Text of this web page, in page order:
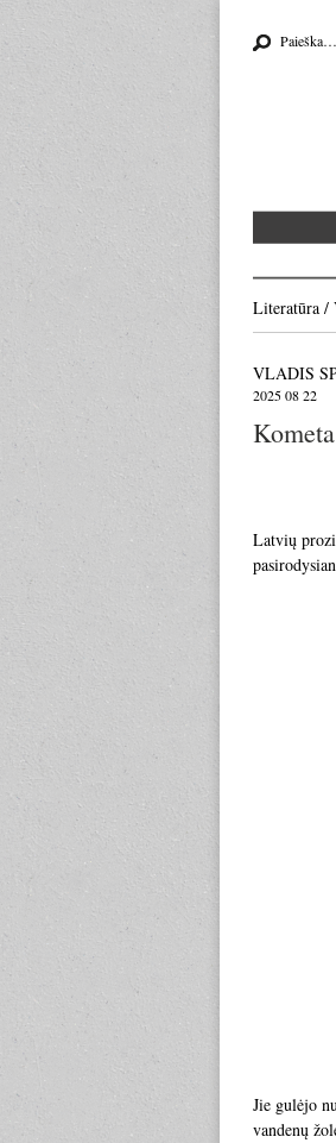
Search
Literatūra /
VLADIS
2025 08 22
Latvių
Jie gulėjo
vandenų